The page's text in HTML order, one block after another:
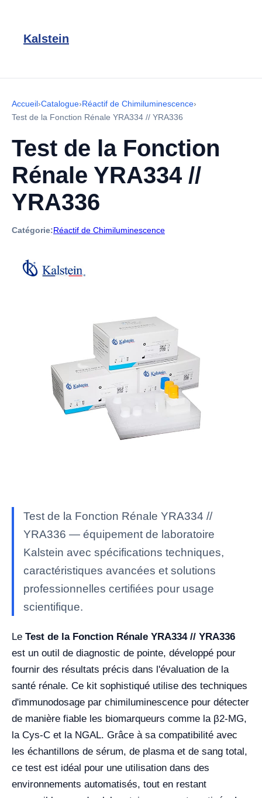
Kalstein
Accueil›Catalogue›Réactif de Chimiluminescence›
Test de la Fonction Rénale YRA334 // YRA336
Test de la Fonction
Rénale YRA334 //
YRA336
Catégorie:Réactif de Chimiluminescence
Test de la Fonction Rénale YRA334 //
YRA336 — équipement de laboratoire
Kalstein avec spécifications techniques,
caractéristiques avancées et solutions
professionnelles certifiées pour usage
scientifique.
Le Test de la Fonction Rénale YRA334 // YRA336
est un outil de diagnostic de pointe, développé pour
fournir des résultats précis dans l'évaluation de la
santé rénale. Ce kit sophistiqué utilise des techniques
d'immunodosage par chimiluminescence pour détecter
de manière fiable les biomarqueurs comme la β2-MG,
la Cys-C et la NGAL. Grâce à sa compatibilité avec
les échantillons de sérum, de plasma et de sang total,
ce test est idéal pour une utilisation dans des
environnements automatisés, tout en restant